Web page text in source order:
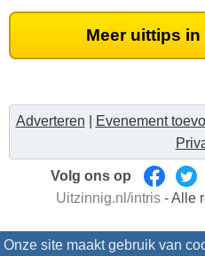
Onze site maakt gebruik van
Meer uittips
Adverteren Evenement
Volg ons op
Uitzinnig.nl/intris - Alle